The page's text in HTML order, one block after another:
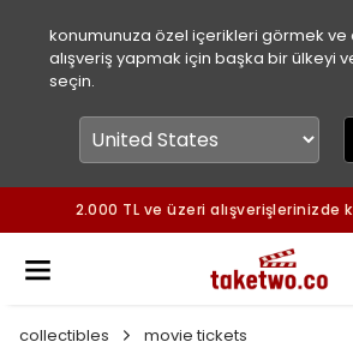
konumunuza özel içerikleri görmek ve
alışveriş yapmak için başka bir ülkeyi
seçin.
2.000 TL ve üzeri alışverişlerinizde
collectibles movie tickets